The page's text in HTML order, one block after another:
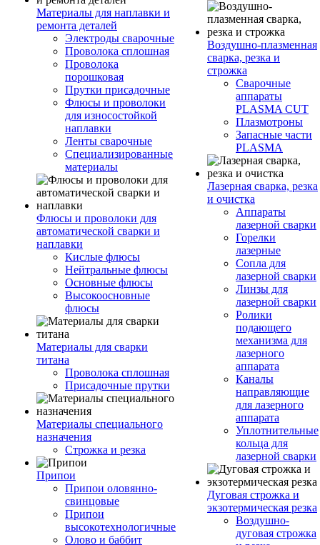
Материалы для наплавки и
ремонта деталей
Электроды сварочные
Проволока сплошная
Проволока
порошковая
Прутки присадочные
Флюсы и проволоки
для износостойкой
наплавки
Ленты сварочные
Специализированные
материалы
Флюсы и проволоки для
автоматической сварки и
наплавки
Кислые флюсы
Нейтральные флюсы
Основные флюсы
Высокоосновные
флюсы
Материалы для сварки
титана
Проволока сплошная
Присадочные прутки
Материалы специального
назначения
Строжка и резка
Припои
Припои оловянно-
свинцовые
Припои
высокотехнологичные
Олово и баббит
Воздушно-плазменная
сварка, резка и
строжка
Сварочные
аппараты
PLASMA CUT
Плазмотроны
Запасные части
PLASMA
Лазерная сварка, резка
и очистка
Аппараты
лазерной сварки
Горелки
лазерные
Сопла для
лазерной сварки
Линзы для
лазерной сварки
Ролики
подающего
механизма для
лазерного
аппарата
Каналы
направляющие
для лазерного
аппарата
Уплотнительные
кольца для
лазерной сварки
Дуговая строжка и
экзотермическая резка
Воздушно-
дуговая строжка